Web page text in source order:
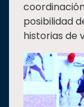
posibilidad
historias de